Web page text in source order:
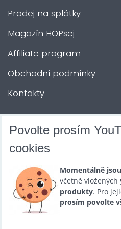
Prodej na splátky
Magazín HOPsej
Affiliate program
Obchodní podmínky
Kontakty
DALŠÍ SLUŽBY
Půjčovna
Promotéři
Kurzy a setkání
Povolte prosím
cookies
Momentálně
včetně vložených
produkty. Pro
prosím povolte